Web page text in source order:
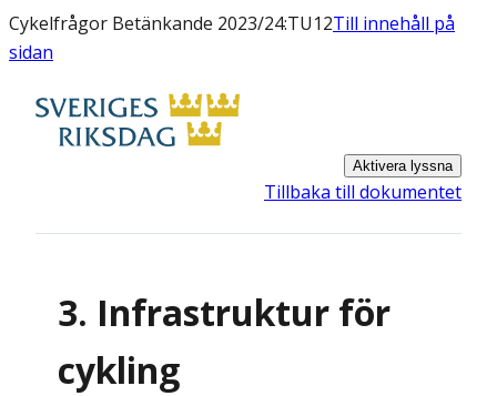
Cykelfrågor Betänkande 2023/24:TU12Till innehåll på
sidan
Aktivera lyssna
Tillbaka till dokumentet
3. Infrastruktur för
cykling